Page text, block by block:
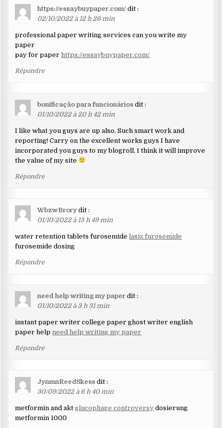
https://essaybuypaper.com/ dit :
02/10/2022 à 12 h 26 min
professional paper writing services can you write my
paper
pay for paperhttps://essaybuypaper.com/
Répondre
bonificação para funcionários dit :
01/10/2022 à 20 h 42 min
I like what you guys are up also. Such smart work and
reporting! Carry on the excellent works guys I have
incorporated you guys to my blogroll. I think it will improve
the value of my site
Répondre
WbzwBrory dit :
01/10/2022 à 13 h 49 min
water retention tablets furosemidelasix furosemide
furosemide dosing
Répondre
need help writing my paper dit :
01/10/2022 à 3 h 31 min
instant paper writer college paper ghost writer english
paper help need help writing my paper
Répondre
JynmnReedSkess dit :
30/09/2022 à 6 h 40 min
metformin and aktglucophage controversy dosierung
metformin 1000